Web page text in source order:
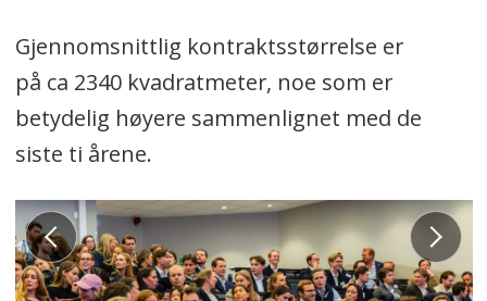
Gjennomsnittlig kontraktsstørrelse er
på ca 2340 kvadratmeter, noe som er
betydelig høyere sammenlignet med de
siste ti årene.